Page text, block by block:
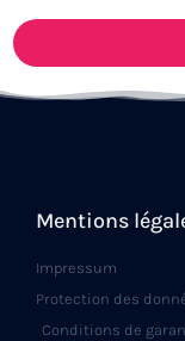
Mentions
Impressum
Protection des
Conditions de